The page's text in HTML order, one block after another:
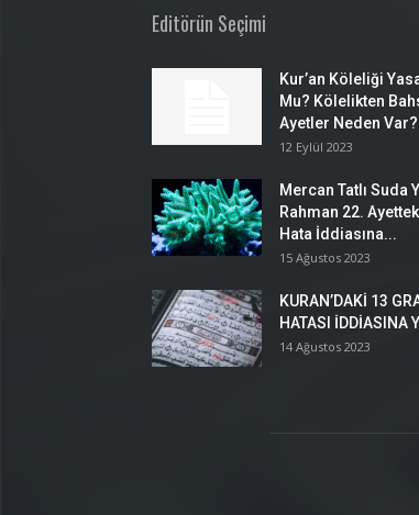
Editörün Seçimi
Kur’an Köleliği
Mu? Kölelikten
Ayetler Neden Var?
12 Eylül 2023
Mercan Tatlı Suda
Rahman 22.
Hata İddiasına...
15 Ağustos 2023
KURAN’DAKİ 13
HATASI İDDİASINA
14 Ağustos 2023